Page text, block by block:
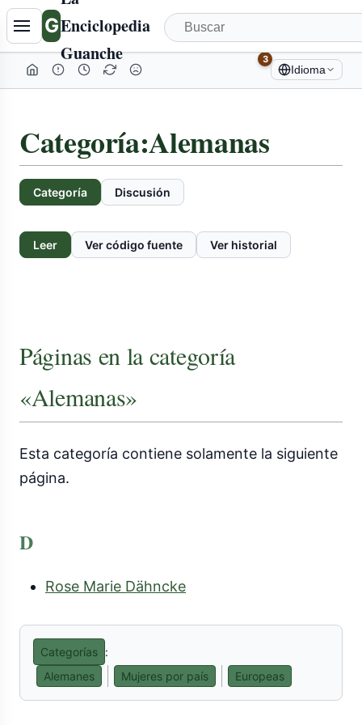
GEnciclopedia
Guanche
3
Idioma
Categoría:Alemanas
Categoría Discusión
Leer Ver código fuente Ver historial
Páginas en la categoría
«Alemanas»
Esta categoría contiene solamente la siguiente
página.
D
Rose Marie Dähncke
Categorías :
Alemanes
Mujeres por país Europeas